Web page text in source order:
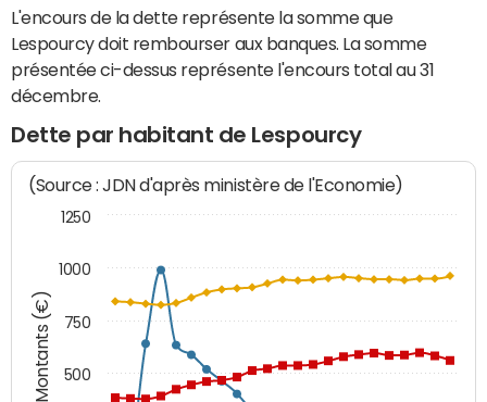
L'encours de la dette représente la somme que
Lespourcy doit rembourser aux banques. La somme
présentée ci-dessus représente l'encours total au 31
décembre.
Dette par habitant de Lespourcy
Montants (€)
(Source : JDN d'après ministère de l'Economie)
500
750
1000
1250